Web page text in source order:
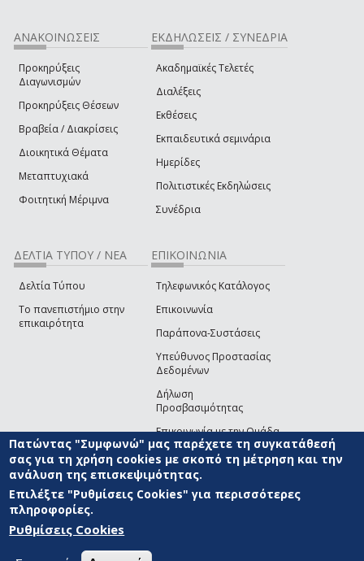
ΑΝΑΚΟΙΝΩΣΕΙΣ
Προκηρύξεις
Διαγωνισμών
Προκηρύξεις Θέσεων
Βραβεία / Διακρίσεις
Διοικητικά Θέματα
Μεταπτυχιακά
Φοιτητική Μέριμνα
ΕΚΔΗΛΩΣΕΙΣ / ΣΥΝΕΔΡΙΑ
Ακαδημαϊκές Τελετές
Διαλέξεις
Εκθέσεις
Εκπαιδευτικά σεμινάρια
Ημερίδες
Πολιτιστικές Εκδηλώσεις
Συνέδρια
ΔΕΛΤΙΑ ΤΥΠΟΥ / ΝΕΑ
Δελτία Τύπου
Το πανεπιστήμιο στην
επικαιρότητα
ΕΠΙΚΟΙΝΩΝΙΑ
Τηλεφωνικός Κατάλογος
Επικοινωνία
Παράπονα-Συστάσεις
Υπεύθυνος Προστασίας
Δεδομένων
Δήλωση
Προσβασιμότητας
Επικοινωνία με την Ομάδα
Ανάπτυξης του site(link sends e-mail)
© ΠΑΝΕΠΙΣΤΗΜΙΟ ΑΙΓΑΙΟΥ ΟΡΟΙ ΧΡΗΣΗΣ
ΑΝΑΠΤΥΞΗΣ
Πατώντας "Συμφωνώ" μας παρέχετε τη συγκατάθεσή
σας για τη χρήση cookies με σκοπό τη μέτρηση και την
ανάλυση της επισκεψιμότητας.
Επιλέξτε "Ρυθμίσεις Cookies" για περισσότερες
πληροφορίες.
Ρυθμίσεις Cookies